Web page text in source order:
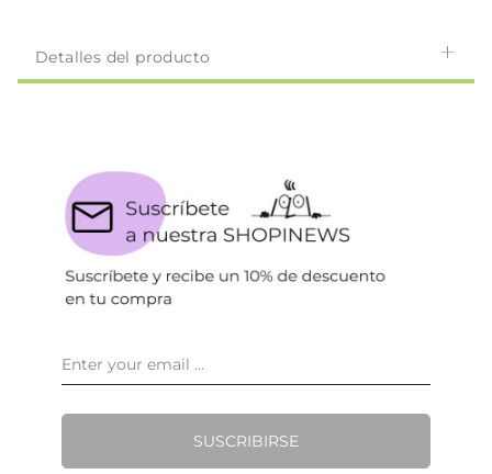
Detalles del producto
SUSCRIBIRSE